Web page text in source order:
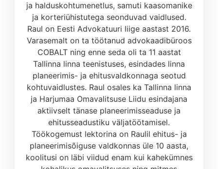
ja halduskohtumenetlus, samuti kaasomanike
ja korteriühistutega seonduvad vaidlused.
Raul on Eesti Advokatuuri liige aastast 2016.
Varasemalt on ta töötanud advokaadibüroos
COBALT ning enne seda oli ta 11 aastat
Tallinna linna teenistuses, esindades linna
planeerimis- ja ehitusvaldkonnaga seotud
kohtuvaidlustes. Raul osales ka Tallinna linna
ja Harjumaa Omavalitsuse Liidu esindajana
aktiivselt tänase planeerimisseaduse ja
ehitusseadustiku väljatöötamisel.
Töökogemust lektorina on Raulil ehitus- ja
planeerimisõiguse valdkonnas üle 10 aasta,
koolitusi on läbi viidud enam kui kahekümnes